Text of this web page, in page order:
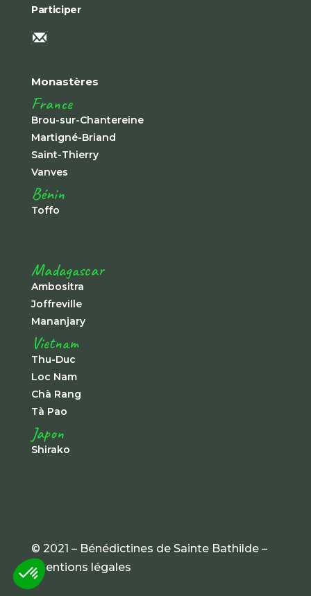
Participer
Monastères
France
Brou-sur-Chantereine
Martigné-Briand
Saint-Thierry
Vanves
Bénin
Toffo
Madagascar
Ambositra
Joffreville
Mananjary
Vietnam
Thu-Duc
Loc Nam
Chà Rang
Tà Pao
Japon
Shirako
© 2021 – Bénédictines de Sainte Bathilde –
mentions légales